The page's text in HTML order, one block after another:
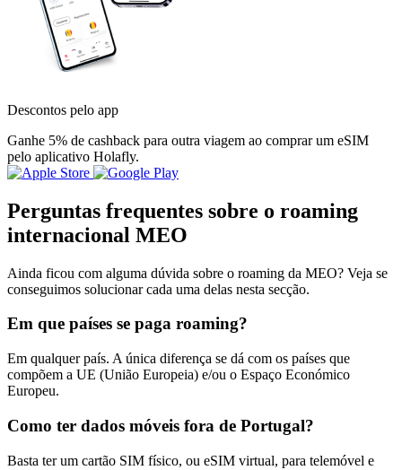
Descontos pelo app
Ganhe 5% de cashback para outra viagem ao comprar um eSIM
pelo aplicativo Holafly.
Perguntas frequentes sobre o roaming
internacional MEO
Ainda ficou com alguma dúvida sobre o roaming da MEO? Veja se
conseguimos solucionar cada uma delas nesta secção.
Em que países se paga roaming?
Em qualquer país. A única diferença se dá com os países que
compõem a UE (União Europeia) e/ou o Espaço Económico
Europeu.
Como ter dados móveis fora de Portugal?
Basta ter um cartão SIM físico, ou eSIM virtual, para telemóvel e